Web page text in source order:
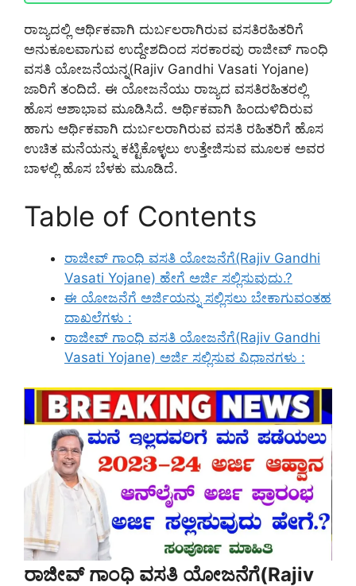
ರಾಜ್ಯದಲ್ಲಿ ಆರ್ಥಿಕವಾಗಿ ದುರ್ಬಲರಾಗಿರುವ ವಸತಿರಹಿತರಿಗೆ
ಅನುಕೂಲವಾಗುವ ಉದ್ದೇಶದಿಂದ ಸರಕಾರವು ರಾಜೀವ್ ಗಾಂಧಿ
ವಸತಿ ಯೋಜನೆಯನ್ನ(Rajiv Gandhi Vasati Yojane)
ಜಾರಿಗೆ ತಂದಿದೆ. ಈ ಯೋಜನೆಯು ರಾಜ್ಯದ ವಸತಿರಹಿತರಲ್ಲಿ
ಹೊಸ ಆಶಾಭಾವ ಮೂಡಿಸಿದೆ. ಆರ್ಥಿಕವಾಗಿ ಹಿಂದುಳಿದಿರುವ
ಹಾಗು ಆರ್ಥಿಕವಾಗಿ ದುರ್ಬಲರಾಗಿರುವ ವಸತಿ ರಹಿತರಿಗೆ ಹೊಸ
ಉಚಿತ ಮನೆಯನ್ನು ಕಟ್ಟಿಕೊಳ್ಳಲು ಉತ್ತೇಜಿಸುವ ಮೂಲಕ ಅವರ
ಬಾಳಲ್ಲಿ ಹೊಸ ಬೆಳಕು ಮೂಡಿದೆ.
Table of Contents
ರಾಜೀವ್ ಗಾಂಧಿ ವಸತಿ ಯೋಜನೆಗೆ(Rajiv Gandhi
Vasati Yojane) ಹೇಗೆ ಅರ್ಜಿ ಸಲ್ಲಿಸುವುದು.?
ಈ ಯೋಜನೆಗೆ ಅರ್ಜಿಯನ್ನು ಸಲ್ಲಿಸಲು ಬೇಕಾಗುವಂತಹ
ದಾಖಲೆಗಳು :
ರಾಜೀವ್ ಗಾಂಧಿ ವಸತಿ ಯೋಜನೆಗೆ(Rajiv Gandhi
Vasati Yojane) ಅರ್ಜಿ ಸಲ್ಲಿಸುವ ವಿಧಾನಗಳು :
ರಾಜೀವ್ ಗಾಂಧಿ ವಸತಿ ಯೋಜನೆಗೆ(Rajiv